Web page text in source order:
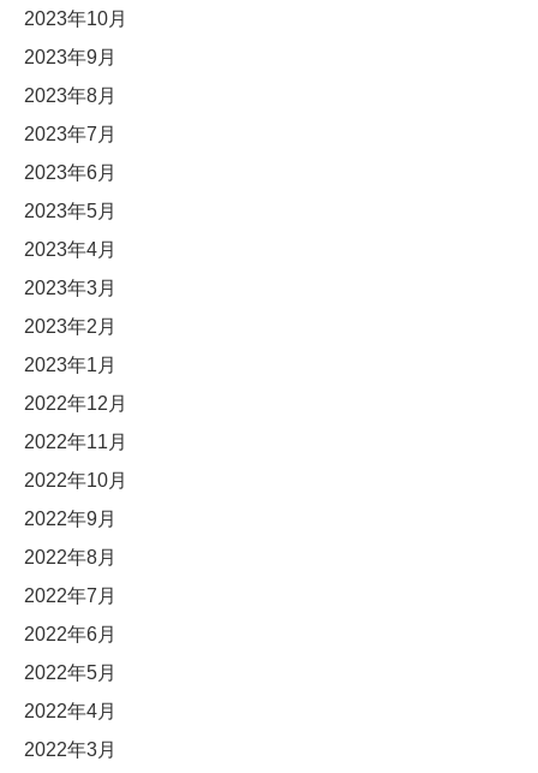
2023年10月
2023年9月
2023年8月
2023年7月
2023年6月
2023年5月
2023年4月
2023年3月
2023年2月
2023年1月
2022年12月
2022年11月
2022年10月
2022年9月
2022年8月
2022年7月
2022年6月
2022年5月
2022年4月
2022年3月